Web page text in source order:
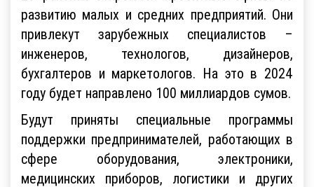
развитию малых и средних предприятий. Они
привлекут зарубежных специалистов –
инженеров, технологов, дизайнеров,
бухгалтеров и маркетологов. На это в 2024
году будет направлено 100 миллиардов сумов.
Будут приняты специальные программы
поддержки предпринимателей, работающих в
сфере оборудования, электроники,
медицинских приборов, логистики и других